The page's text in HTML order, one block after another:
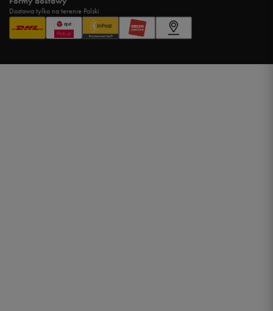
Dostawa tylko na terenie Polski